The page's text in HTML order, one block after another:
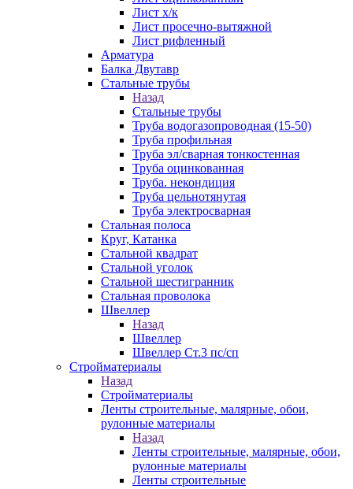
Лист х/к
Лист просечно-вытяжной
Лист рифленный
Арматура
Балка Двутавр
Стальные трубы
Назад
Стальные трубы
Труба водогазопроводная (15-50)
Труба профильная
Труба эл/сварная тонкостенная
Труба оцинкованная
Труба. некондиция
Труба цельнотянутая
Труба электросварная
Стальная полоса
Круг, Катанка
Стальной квадрат
Стальной уголок
Стальной шестигранник
Стальная проволока
Швеллер
Назад
Швеллер
Швеллер Ст.3 пс/сп
Стройматериалы
Назад
Стройматериалы
Ленты строительные, малярные, обои,
рулонные материалы
Назад
Ленты строительные, малярные, обои,
рулонные материалы
Ленты строительные